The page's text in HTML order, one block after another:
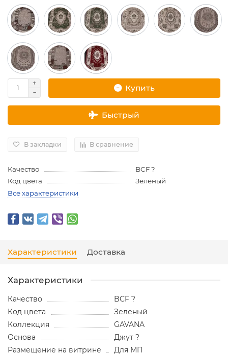
Купить
Быстрый
В закладки В сравнение
Качество
BCF ?
Код цвета
Зеленый
Все характеристики
Характеристики Доставка
Характеристики
Качество
BCF ?
Код цвета
Зеленый
Коллекция
GAVANA
Основа
Джут ?
Размещение на витрине
Для МП